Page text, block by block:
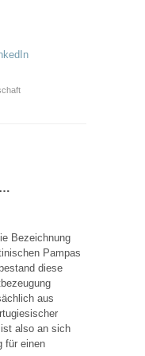
…
Bezeichnung
Pampas
diese
aus
ist also an sich
für einen